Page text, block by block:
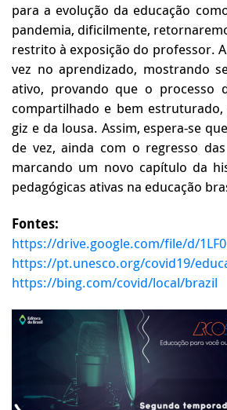
para a evolução da educação
pandemia, dificilmente,
restrito à exposição do professor.
vez no aprendizado, mostrando
ativo, provando que o processo
compartilhado e bem
giz e da lousa. Assim, espera-se
de vez, ainda com o regresso
marcando um novo capítulo da
pedagógicas ativas na educação
Fontes:
https://drive.google.com/file/d/
https://pt.unesco.org/covid19/
https://bing.com/covid/local/brazil